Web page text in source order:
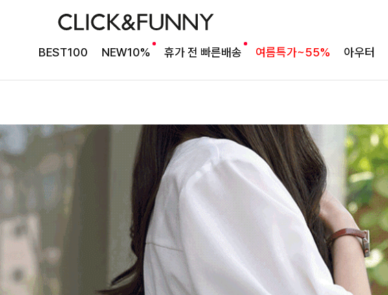
BEST100 NEW10% 휴가 전 빠른배송 여름특가~55% 아우터